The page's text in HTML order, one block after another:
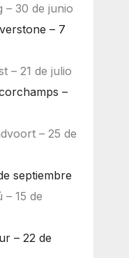
– 30 de junio
– 7
– 21 de julio
–
– 25 de
septiembre
15 de
– 22 de